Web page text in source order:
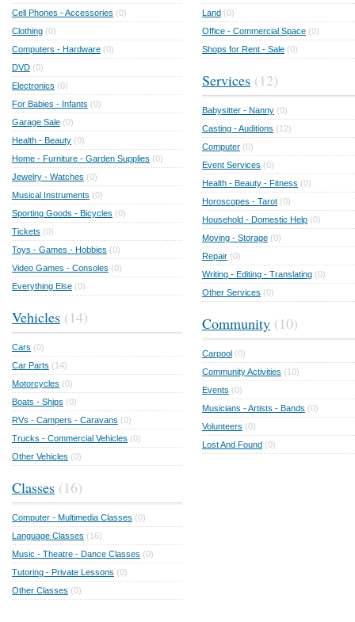
Cell Phones - Accessories (0)
Clothing (0)
Computers - Hardware (0)
DVD (0)
Electronics (0)
For Babies - Infants (0)
Garage Sale (0)
Health - Beauty (0)
Home - Furniture - Garden Supplies (0)
Jewelry - Watches (0)
Musical Instruments (0)
Sporting Goods - Bicycles (0)
Tickets (0)
Toys - Games - Hobbies (0)
Video Games - Consoles (0)
Everything Else (0)
Vehicles (14)
Cars (0)
Car Parts (14)
Motorcycles (0)
Boats - Ships (0)
RVs - Campers - Caravans (0)
Trucks - Commercial Vehicles (0)
Other Vehicles (0)
Classes (16)
Computer - Multimedia Classes (0)
Language Classes (16)
Music - Theatre - Dance Classes (0)
Tutoring - Private Lessons (0)
Other Classes (0)
Land (0)
Office - Commercial Space (0)
Shops for Rent - Sale (0)
Services (12)
Babysitter - Nanny (0)
Casting - Auditions (12)
Computer (0)
Event Services (0)
Health - Beauty - Fitness (0)
Horoscopes - Tarot (0)
Household - Domestic Help (0)
Moving - Storage (0)
Repair (0)
Writing - Editing - Translating (0)
Other Services (0)
Community (10)
Carpool (0)
Community Activities (10)
Events (0)
Musicians - Artists - Bands (0)
Volunteers (0)
Lost And Found (0)